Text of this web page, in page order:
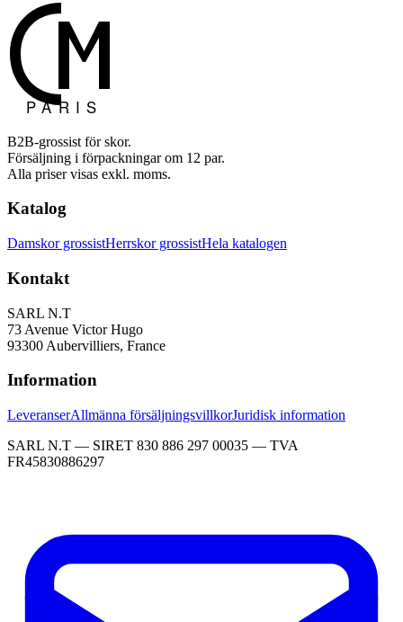
B2B-grossist för skor.
Försäljning i förpackningar om 12 par.
Alla priser visas exkl. moms.
Katalog
Damskor grossistHerrskor grossistHela katalogen
Kontakt
SARL N.T
73 Avenue Victor Hugo
93300 Aubervilliers, France
Information
LeveranserAllmänna försäljningsvillkorJuridisk information
SARL N.T — SIRET 830 886 297 00035 — TVA
FR45830886297